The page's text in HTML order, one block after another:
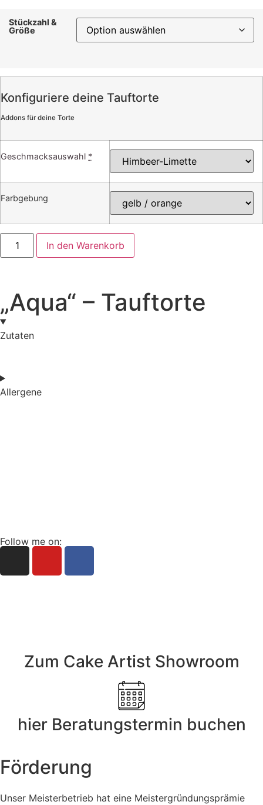
Stückzahl &
Größe
Konfiguriere deine Tauftorte
Addons für deine Torte
Geschmacksauswahl *
Farbgebung
In den Warenkorb
„Aqua“ – Tauftorte
Zutaten
Allergene
Follow me on:
Zum Cake Artist Showroom
hier Beratungstermin buchen
Förderung
Unser Meisterbetrieb hat eine Meistergründungsprämie